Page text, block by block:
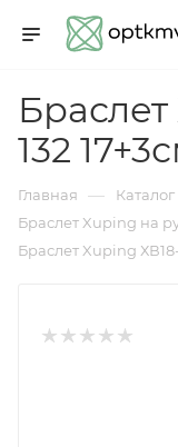
132
Главная — Каталог
Браслет Xuping на
Браслет Xuping ХВ18-